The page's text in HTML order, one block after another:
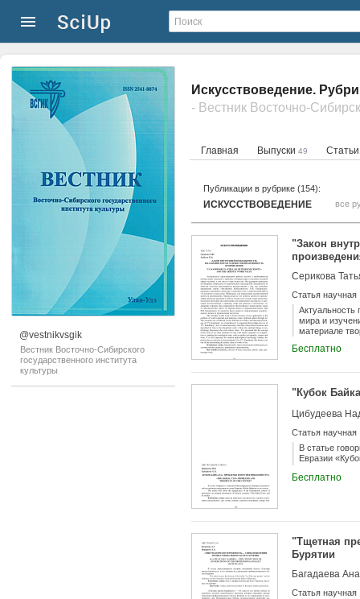
@vestnikvsgik
Вестник Восточно-Сибирского
государственного института
культуры
Искусствоведение.
Главная Выпуски 49
Публикации в рубрике (154):
ИСКУССТВОВЕДЕНИЕ все
"Закон
Серикова
Статья научная
Актуальность
мира и
материале
имеющего
произведения
количество,
определяющих
Бесплатно
"Кубок
Цибудеева
Статья научная
В статье
Евразии
Бесплатно
"Тщетная
Бурятии
Багадаева
Статья научная